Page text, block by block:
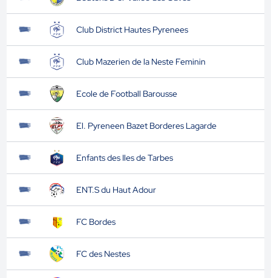
Club District Hautes Pyrenees
Club Mazerien de la Neste Feminin
Ecole de Football Barousse
El. Pyreneen Bazet Borderes Lagarde
Enfants des Iles de Tarbes
ENT.S du Haut Adour
FC Bordes
FC des Nestes